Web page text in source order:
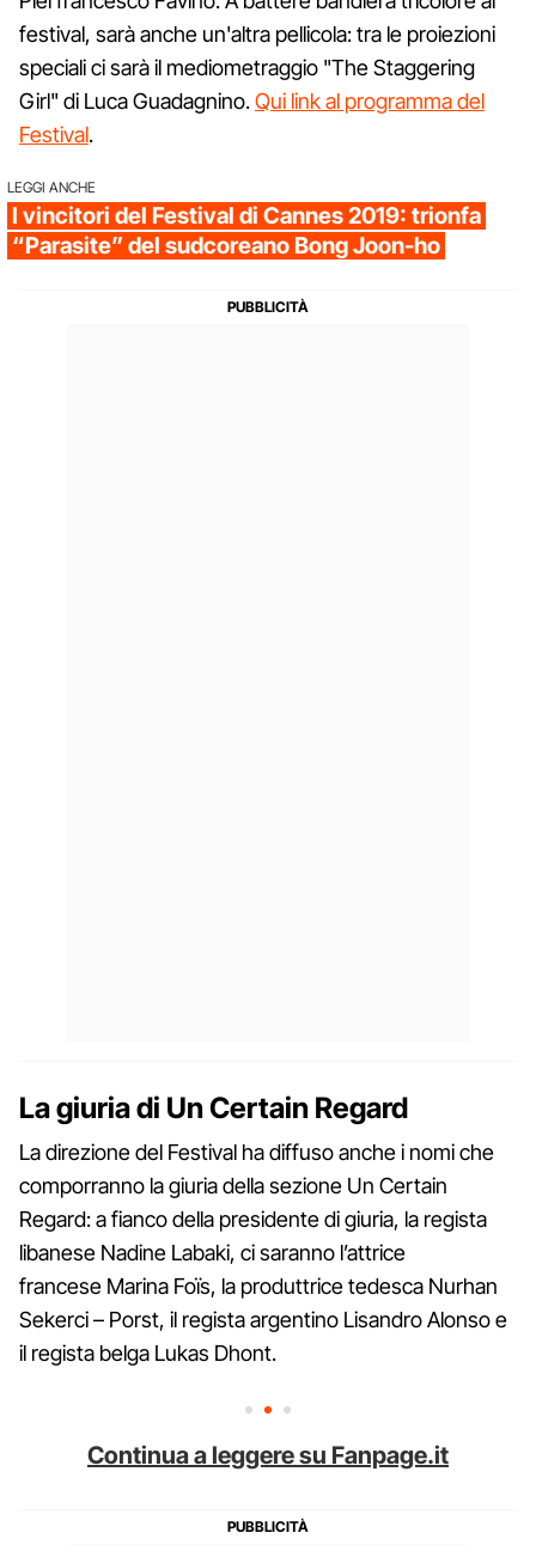
festival, sarà anche un'altra pellicola: tra le proiezioni
speciali ci sarà il mediometraggio "The Staggering
Girl" di Luca Guadagnino.Qui link al programma del
Festival.
LEGGI ANCHE
I vincitori del Festival di Cannes 2019: trionfa
“Parasite” del sudcoreano Bong Joon-ho
La giuria di Un Certain Regard
La direzione del Festival ha diffuso anche i nomi che
comporranno la giuria della sezione Un Certain
Regard: a fianco della presidente di giuria, la regista
libanese Nadine Labaki, ci saranno l’attrice
francese Marina Foïs, la produttrice tedesca Nurhan
Sekerci – Porst, il regista argentino Lisandro Alonso e
il regista belga Lukas Dhont.
Continua a leggere su Fanpage.it